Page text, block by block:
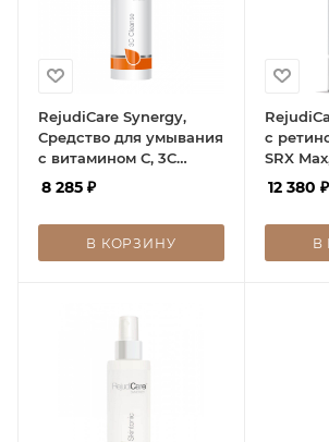
RejudiCare Synergy,
Средство для умывания
с витамином С, 3C
Cleanse, 150 мл
8 285 ₽
В КОРЗИНУ
с
SRX
12 380 ₽
В